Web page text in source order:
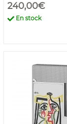
240,00€
En stock